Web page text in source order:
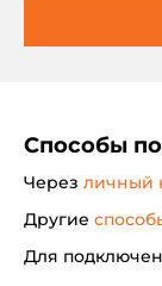
Способы
Через личный
Другие
Для